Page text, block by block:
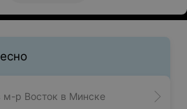
р Восток в Минске